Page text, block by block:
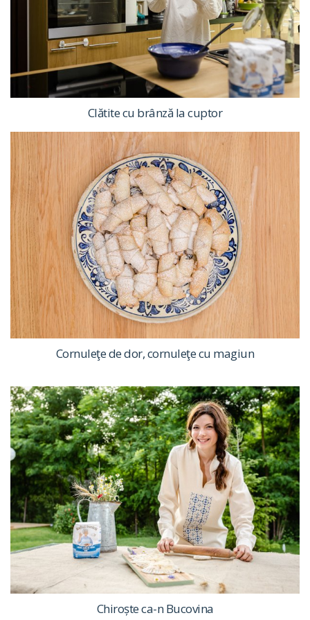
Clătite cu brânză la cuptor
Cornuleţe de dor, cornuleţe cu magiun
Chiroște ca-n Bucovina